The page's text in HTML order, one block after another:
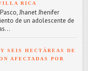
RICA
Jhanet Jhenifer
de un adolescente de
SEIS HECTÁREAS DE
AFECTADAS POR